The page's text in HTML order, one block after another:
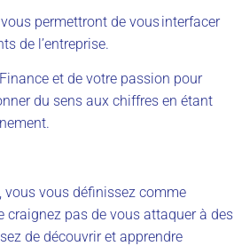
permettront de vous interfacer
de l’entreprise.
et de votre passion pour
du sens aux chiffres en étant
vous vous définissez comme
craignez pas de vous attaquer à des
de découvrir et apprendre